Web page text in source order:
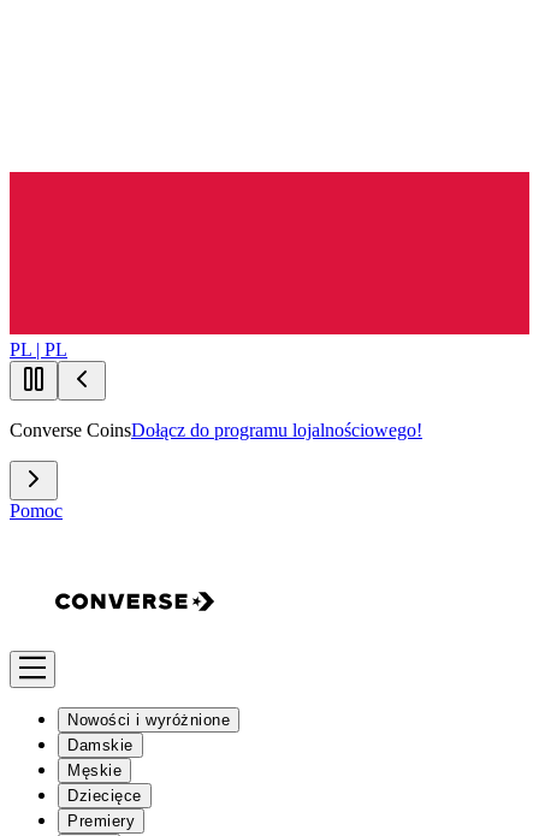
PL | PL
Converse CoinsDołącz do programu lojalnościowego!
Pomoc
Nowości i wyróżnione
Damskie
Męskie
Dziecięce
Premiery